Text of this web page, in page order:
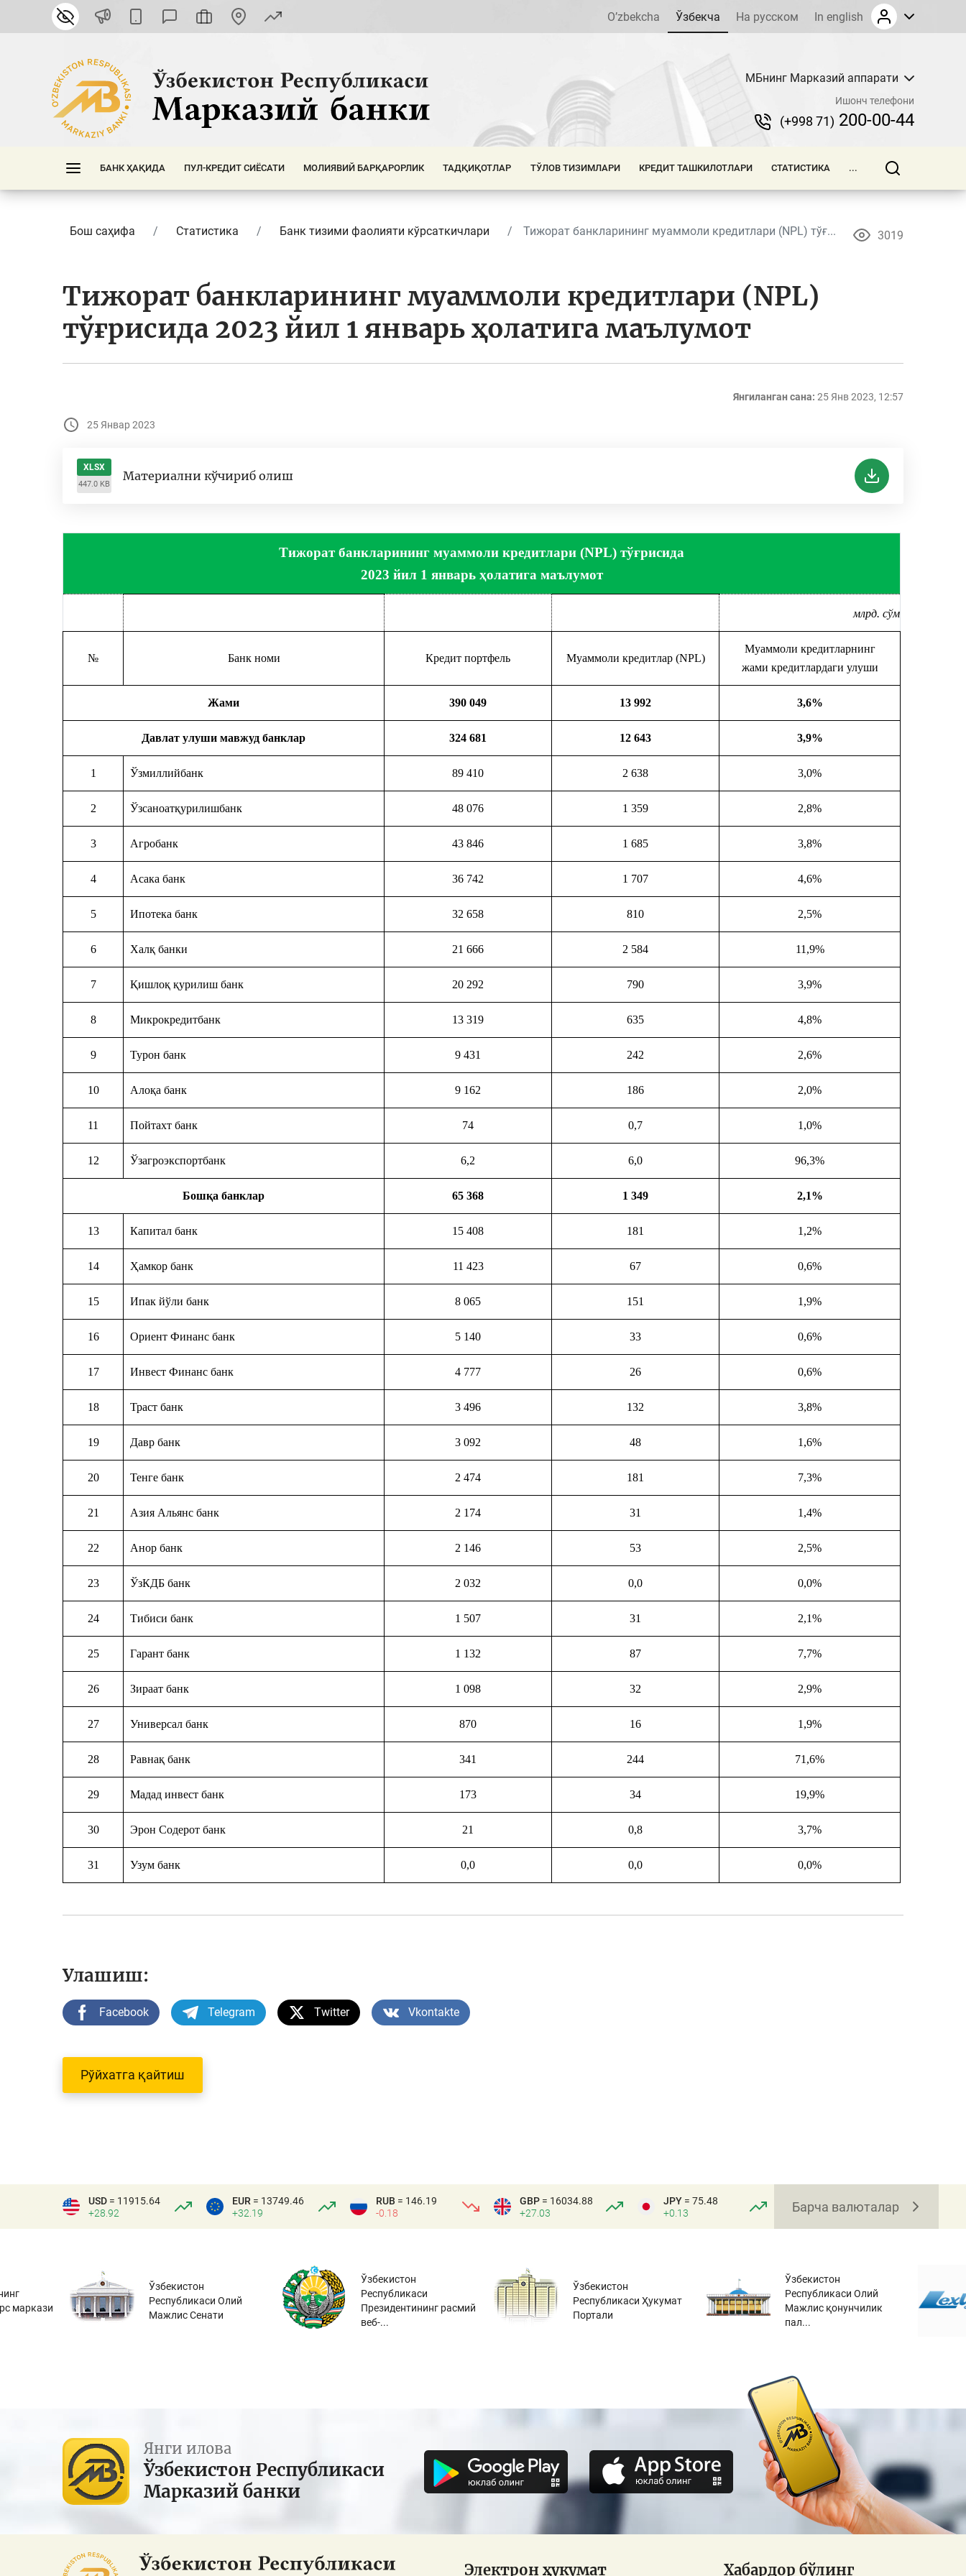
O’zbekcha Ўзбекча На русском In english
МБнинг Марказий аппарати
Ишонч телефони
(+998 71) 200-00-44
БАНК ҲАҚИДА ПУЛ-КРЕДИТ СИЁСАТИ МОЛИЯВИЙ БАРҚАРОРЛИК ТАДҚИҚОТЛАР ТЎЛОВ ТИЗИМЛАРИ КРЕДИТ ТАШКИЛОТЛАРИ СТАТИСТИКА ...
Бош саҳифа Статистика Банк тизими фаолияти кўрсаткичлари Тижорат банкларининг муаммоли кредитлари (NPL) тўғ... 3019
Тижорат банкларининг муаммоли кредитлари (NPL)
тўғрисида 2023 йил 1 январь ҳолатига маълумот
Янгиланган сана: 25 Янв 2023, 12:57
25 Январ 2023
XLSX
447.0 KB
Материални кўчириб олиш
Тижорат банкларининг муаммоли кредитлари (NPL) тўғрисида
2023 йил 1 январь ҳолатига маълумот
млрд. сўм
№ Банк номи Кредит портфель Муаммоли кредитлар (NPL)
Муаммоли кредитларнинг
жами кредитлардаги улуши
Жами 390 049 13 992 3,6%
Давлат улуши мавжуд банклар 324 681 12 643 3,9%
1 Ўзмиллийбанк 89 410 2 638 3,0%
2 Ўзсаноатқурилишбанк 48 076 1 359 2,8%
3 Агробанк 43 846 1 685 3,8%
4 Асака банк 36 742 1 707 4,6%
5 Ипотека банк 32 658 810 2,5%
6 Халқ банки 21 666 2 584 11,9%
7 Қишлоқ қурилиш банк 20 292 790 3,9%
8 Микрокредитбанк 13 319 635 4,8%
9 Турон банк 9 431 242 2,6%
10 Алоқа банк 9 162 186 2,0%
11 Пойтахт банк 74 0,7 1,0%
12 Ўзагроэкспортбанк 6,2 6,0 96,3%
Бошқа банклар 65 368 1 349 2,1%
13 Капитал банк 15 408 181 1,2%
14 Ҳамкор банк 11 423 67 0,6%
15 Ипак йўли банк 8 065 151 1,9%
16 Ориент Финанс банк 5 140 33 0,6%
17 Инвест Финанс банк 4 777 26 0,6%
18 Траст банк 3 496 132 3,8%
19 Давр банк 3 092 48 1,6%
20 Тенге банк 2 474 181 7,3%
21 Азия Альянс банк 2 174 31 1,4%
22 Анор банк 2 146 53 2,5%
23 ЎзКДБ банк 2 032 0,0 0,0%
24 Тибиси банк 1 507 31 2,1%
25 Гарант банк 1 132 87 7,7%
26 Зираат банк 1 098 32 2,9%
27 Универсал банк 870 16 1,9%
28 Равнақ банк 341 244 71,6%
29 Мадад инвест банк 173 34 19,9%
30 Эрон Содерот банк 21 0,8 3,7%
31 Узум банк 0,0 0,0 0,0%
Улашиш:
Facebook Telegram Twitter Vkontakte
Рўйхатга қайтиш
USD = 11915.64
+28.92
EUR = 13749.46
+32.19
RUB = 146.19
-0.18
GBP = 16034.88
+27.03
JPY = 75.48
+0.13
Барча валюталар
маркази
Ўзбекистон
Республикаси Олий
Мажлис Сенати
Ўзбекистон
Республикаси
Президентининг расмий
веб-...
Ўзбекистон
Республикаси Ҳукумат
Портали
Ўзбекистон
Республикаси Олий
Мажлис қонунчилик
пал...
Янги илова
Ўзбекистон Республикаси
Марказий банки
Электрон ҳукумат Хабардор бўлинг